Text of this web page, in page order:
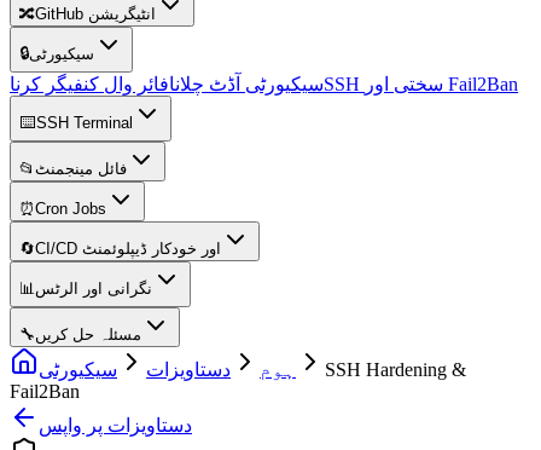
🔀 GitHub انٹیگریشن
🔒سیکیورٹی
سیکیورٹی آڈٹ چلانافائر وال کنفیگر کرنا SSH سختی اور Fail2Ban
⌨️SSH Terminal
📂 فائل مینجمنٹ
⏰Cron Jobs
🔄 CI/CD اور خودکار ڈیپلوئمنٹ
📊نگرانی اور الرٹس
🔧مسئلہ حل کریں
ہوم دستاویزات سیکیورٹی
SSH Hardening &
Fail2Ban
دستاویزات پر واپس